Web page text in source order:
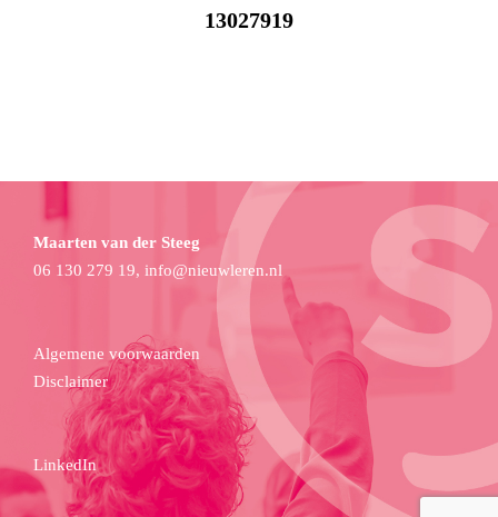
13027919
Maarten van der Steeg
06 130 279 19, info@nieuwleren.nl
Algemene voorwaarden
Disclaimer
LinkedIn